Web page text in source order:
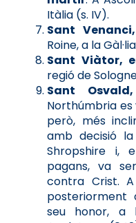
Itàlia (s. IV).
Sant
Roine, a la
Sant Viàtor,
regió de
Sant
Northúmbria es
però, més
amb decisió
Shropshire i,
pagans, va
contra Crist.
posteriorment
seu honor, a